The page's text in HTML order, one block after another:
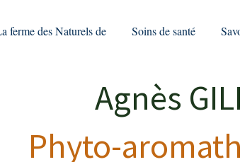
Agnès
Phyto-
ferme des Naturels de Soins de santé